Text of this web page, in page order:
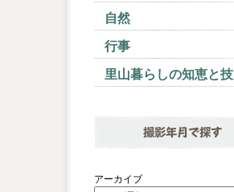
自然
行事
里山暮らしの知恵と技
撮影年月で探す
アーカイブ